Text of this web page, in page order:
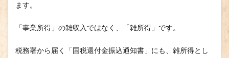
ます。
「事業所得」の雑収入ではなく、「雑所得」です。
税務署から届く「国税還付金振込通知書」にも、雑所得とし